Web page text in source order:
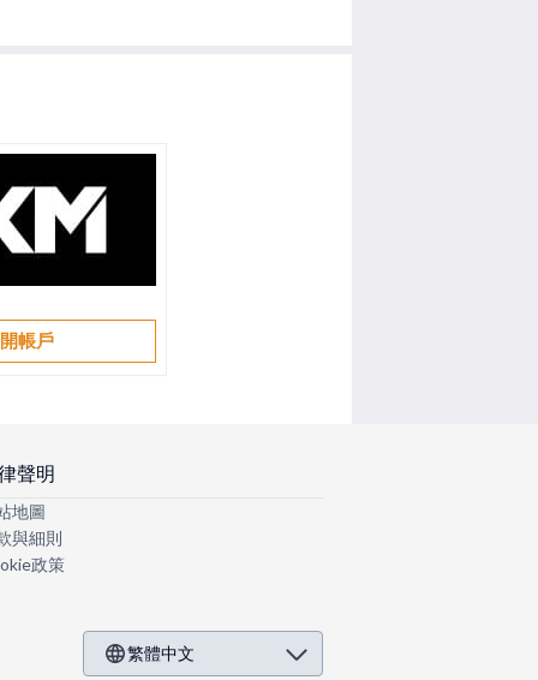
開帳戶
聲明
地圖
與細則
政策
繁體中文